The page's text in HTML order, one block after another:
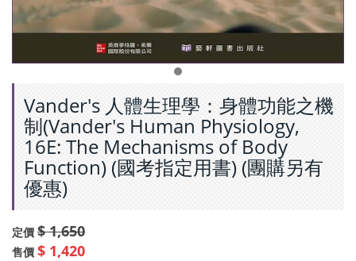
Vander's 人體生理學：身體功能之機
制(Vander's Human Physiology,
16E: The Mechanisms of Body
Function) (國考指定用書) (團購另有
優惠)
定價 $ 1,650
售價 $ 1,420